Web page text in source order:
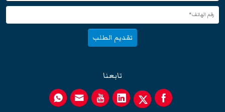
تقديم الطلب
تابعنا